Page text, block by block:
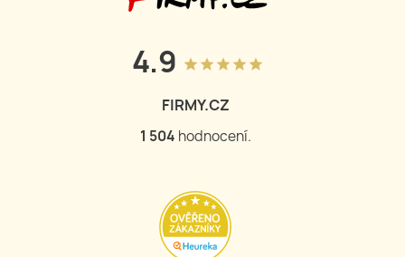
4.9 grade grade grade grade grade
FIRMY.CZ
1 504 hodnocení.